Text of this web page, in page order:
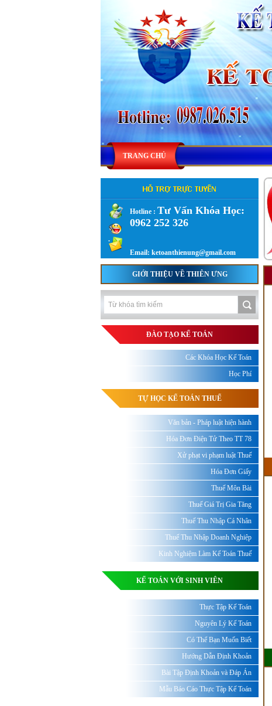
TRANG CHỦ
Hotline : Tư Vấn Khóa Học:
0962 252 326
.
Email: ketoanthienung@gmail.com
GIỚI THIỆU VỀ THIÊN ƯNG
ĐÀO TẠO KẾ TOÁN
Các Khóa Học Kế Toán
Học Phí
TỰ HỌC KẾ TOÁN THUẾ
Văn bản - Pháp luật hiện hành
Hóa Đơn Điện Tử Theo TT 78
Xử phạt vi phạm luật Thuế
Hóa Đơn Giấy
Thuế Môn Bài
Thuế Giá Trị Gia Tăng
Thuế Thu Nhập Cá Nhân
Thuế Thu Nhập Doanh Nghiệp
Kinh Nghiệm Làm Kế Toán Thuế
KẾ TOÁN VỚI SINH VIÊN
Thực Tập Kế Toán
Nguyên Lý Kế Toán
Có Thể Bạn Muốn Biết
Hướng Dẫn Định Khoản
Bài Tập Định Khoản và Đáp Án
Mẫu Báo Cáo Thực Tập Kế Toán